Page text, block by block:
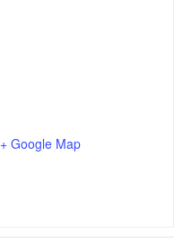
+ Google Map